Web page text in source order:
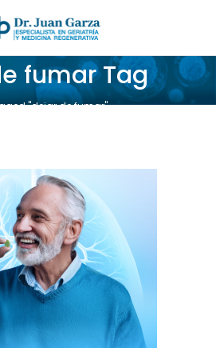
fumar Tag
"dejar de fumar"